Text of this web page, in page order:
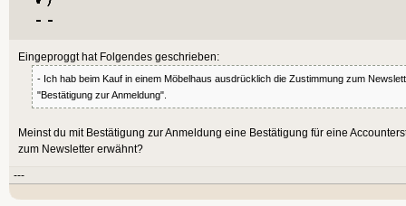
Eingeproggt hat Folgendes geschrieben:
- Ich hab beim Kauf in einem Möbelhaus ausdrücklich die Zustimmung zum
"Bestätigung zur Anmeldung".
Meinst du mit Bestätigung zur Anmeldung eine Bestätigung für eine
zum Newsletter erwähnt?
---